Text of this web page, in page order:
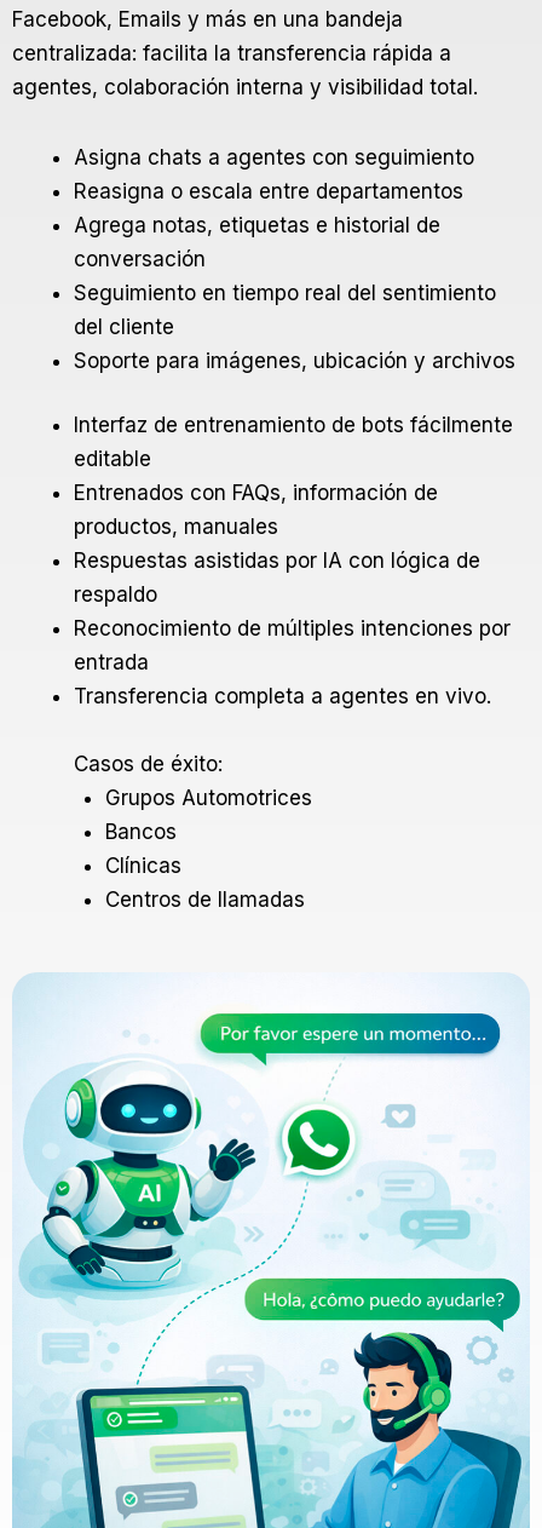
Facebook, Emails y más en una bandeja
centralizada: facilita la transferencia rápida a
agentes, colaboración interna y visibilidad total.
Asigna chats a agentes con seguimiento
Reasigna o escala entre departamentos
Agrega notas, etiquetas e historial de
conversación
Seguimiento en tiempo real del sentimiento
del cliente
Soporte para imágenes, ubicación y archivos
Interfaz de entrenamiento de bots fácilmente
editable
Entrenados con FAQs, información de
productos, manuales
Respuestas asistidas por IA con lógica de
respaldo
Reconocimiento de múltiples intenciones por
entrada
Transferencia completa a agentes en vivo.
Casos de éxito:
Grupos Automotrices
Bancos
Clínicas
Centros de llamadas